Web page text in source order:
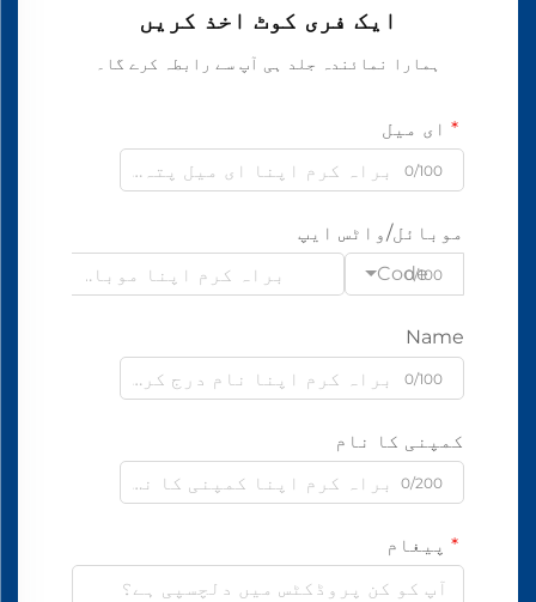
ایک فری کوٹ اخذ کریں
ہمارا نمائندہ جلد ہی آپ سے رابطہ کرے گا۔
ای میل
0/100
موبائل/واٹس ایپ
Code
0/100
Name
0/100
کمپنی کا نام
0/200
پیغام